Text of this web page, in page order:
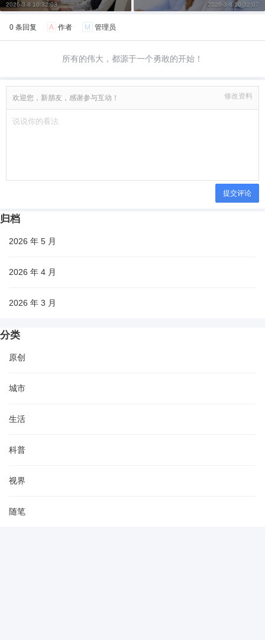
2026-3-8 10:32:03 2026-3-8 10:32:07
0 条回复 A 作者 M 管理员
所有的伟大，都源于一个勇敢的开始！
欢迎您，新朋友，感谢参与互动！ 修改资料
提交评论
归档
2026 年 5 月
2026 年 4 月
2026 年 3 月
分类
原创
城市
生活
科普
视界
随笔